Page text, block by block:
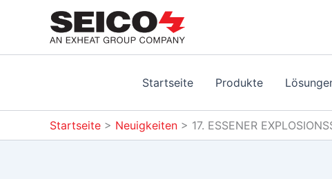
Startseite Produkte
Startseite > Neuigkeiten > 17. ESSENER